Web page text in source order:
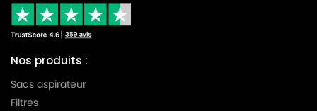
Nos produits :
Sacs aspirateur
Filtres